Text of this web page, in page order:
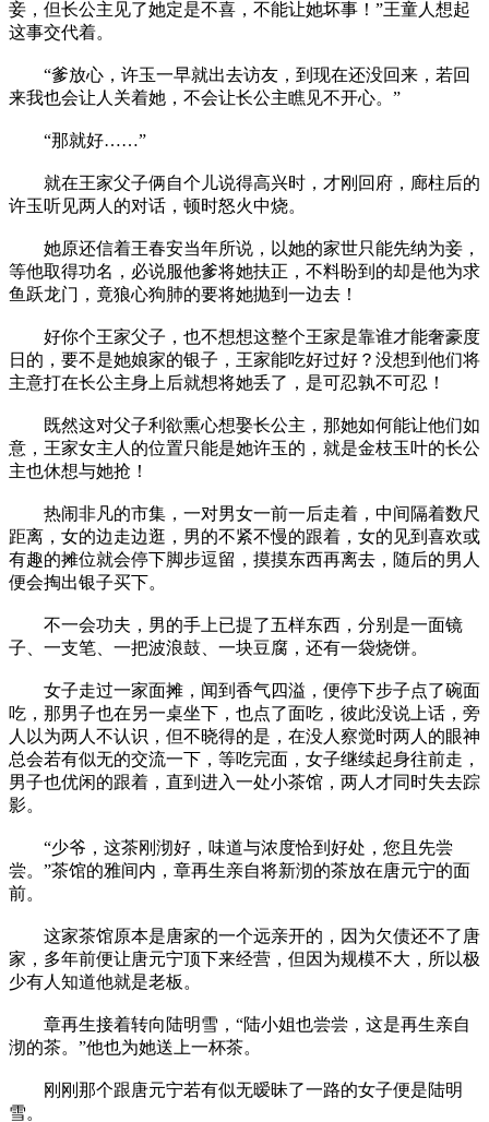
妾，但长公主见了她定是不喜，不能让她坏事！”王童人想起
这事交代着。
“爹放心，许玉一早就出去访友，到现在还没回来，若回
来我也会让人关着她，不会让长公主瞧见不开心。”
“那就好……”
就在王家父子俩自个儿说得高兴时，才刚回府，廊柱后的
许玉听见两人的对话，顿时怒火中烧。
她原还信着王春安当年所说，以她的家世只能先纳为妾，
等他取得功名，必说服他爹将她扶正，不料盼到的却是他为求
鱼跃龙门，竟狼心狗肺的要将她抛到一边去！
好你个王家父子，也不想想这整个王家是靠谁才能奢豪度
日的，要不是她娘家的银子，王家能吃好过好？没想到他们将
主意打在长公主身上后就想将她丢了，是可忍孰不可忍！
既然这对父子利欲熏心想娶长公主，那她如何能让他们如
意，王家女主人的位置只能是她许玉的，就是金枝玉叶的长公
主也休想与她抢！
热闹非凡的市集，一对男女一前一后走着，中间隔着数尺
距离，女的边走边逛，男的不紧不慢的跟着，女的见到喜欢或
有趣的摊位就会停下脚步逗留，摸摸东西再离去，随后的男人
便会掏出银子买下。
不一会功夫，男的手上已提了五样东西，分别是一面镜
子、一支笔、一把波浪鼓、一块豆腐，还有一袋烧饼。
女子走过一家面摊，闻到香气四溢，便停下步子点了碗面
吃，那男子也在另一桌坐下，也点了面吃，彼此没说上话，旁
人以为两人不认识，但不晓得的是，在没人察觉时两人的眼神
总会若有似无的交流一下，等吃完面，女子继续起身往前走，
男子也优闲的跟着，直到进入一处小茶馆，两人才同时失去踪
影。
“少爷，这茶刚沏好，味道与浓度恰到好处，您且先尝
尝。”茶馆的雅间内，章再生亲自将新沏的茶放在唐元宁的面
前。
这家茶馆原本是唐家的一个远亲开的，因为欠债还不了唐
家，多年前便让唐元宁顶下来经营，但因为规模不大，所以极
少有人知道他就是老板。
章再生接着转向陆明雪，“陆小姐也尝尝，这是再生亲自
沏的茶。”他也为她送上一杯茶。
刚刚那个跟唐元宁若有似无暧昧了一路的女子便是陆明
雪。